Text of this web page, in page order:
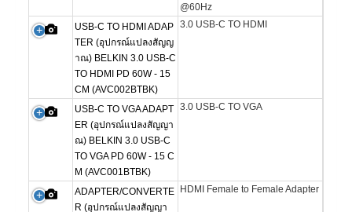
@60Hz
USB-C TO HDMI ADAP
TER (อุปกรณ์แปลงสัญญ
าณ) BELKIN 3.0 USB-C
TO HDMI PD 60W - 15
CM (AVC002BTBK)
3.0 USB-C TO HDMI
USB-C TO VGA ADAPT
ER (อุปกรณ์แปลงสัญญา
ณ) BELKIN 3.0 USB-C
TO VGA PD 60W - 15 C
M (AVC001BTBK)
3.0 USB-C TO VGA
ADAPTER/CONVERTE
R (อุปกรณ์แปลงสัญญา
HDMI Female to Female Adapter